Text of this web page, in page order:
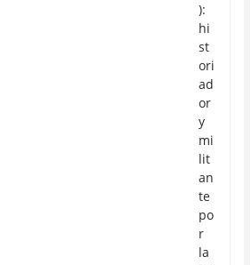
):
hi
st
ori
ad
or
y
mi
lit
an
te
po
r
la